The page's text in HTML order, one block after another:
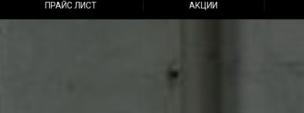
ПРАЙС ЛИСТ АКЦИИ